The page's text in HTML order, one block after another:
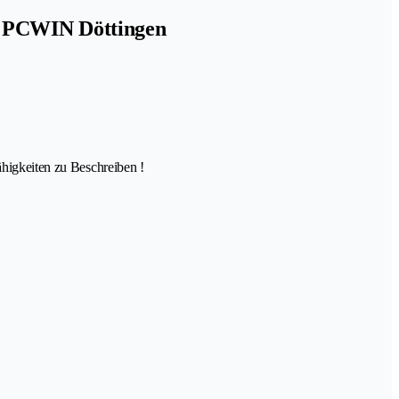
Döttingen
zu Beschreiben !